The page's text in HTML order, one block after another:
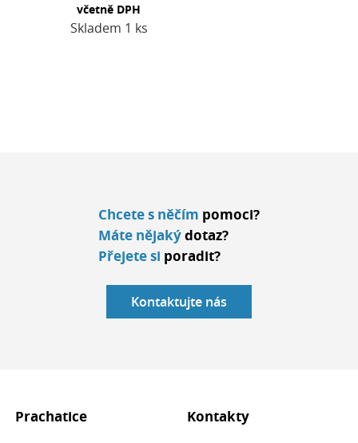
včetně DPH
Skladem 1 ks
Chcete s něčím pomoci?
Máte nějakýdotaz?
Přejete si poradit?
Kontaktujte nás
Prachatice Kontakty